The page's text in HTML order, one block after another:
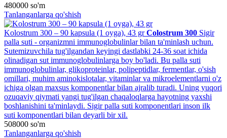
480000 so'm
Tanlanganlarga qo'shish
Kolostrum 300 – 90 kapsula (1 oyga), 43 gr Colostrum 300 Sigir
palla suti - organizmni immunoglobulinlar bilan ta'minlash uchun.
Sutemizuvchila tug'ilgandan keyingi dastlabki 24-36 soat ichida
olinadigan sut immunoglobulinlarga boy bo'ladi. Bu palla suti
immunoglobulinlar, glikoproteinlar, polipeptidlar, fermentlar, o'sish
omillari, muhim aminokislotalar, vitaminlar va mikroelementlarni o'z
ichiga olgan maxsus komponentlar bilan ajralib turadi. Uning yuqori
ozuqaviy qiymati yangi tug'ilgan chaqaloqlarga hayotning yaxshi
boshlanishini ta'minlaydi. Sigir palla suti komponentlari inson ilk
suti komponentlari bilan deyarli bir xil.
508000 so'm
Tanlanganlarga qo'shish